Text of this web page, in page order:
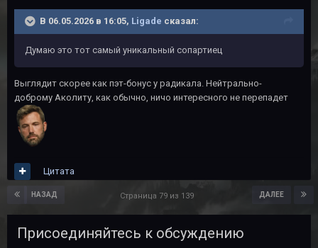
В 06.05.2026 в 16:05, Ligade сказал:
Думаю это тот самый уникальный сопартиец
Выглядит скорее как пэт-бонус у радикала. Нейтрально-
доброму Аколиту, как обычно, ничо интересного не перепадет
Цитата
НАЗАД ДАЛЕЕ
Страница 79 из 139
Присоединяйтесь к обсуждению